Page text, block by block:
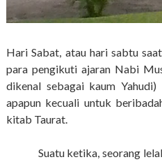
Hari Sabat, atau hari sabtu
para pengikuti ajaran Nabi
dikenal sebagai kaum
apapun kecuali untuk
kitab Taurat.
Suatu ketika, seorang lelaki